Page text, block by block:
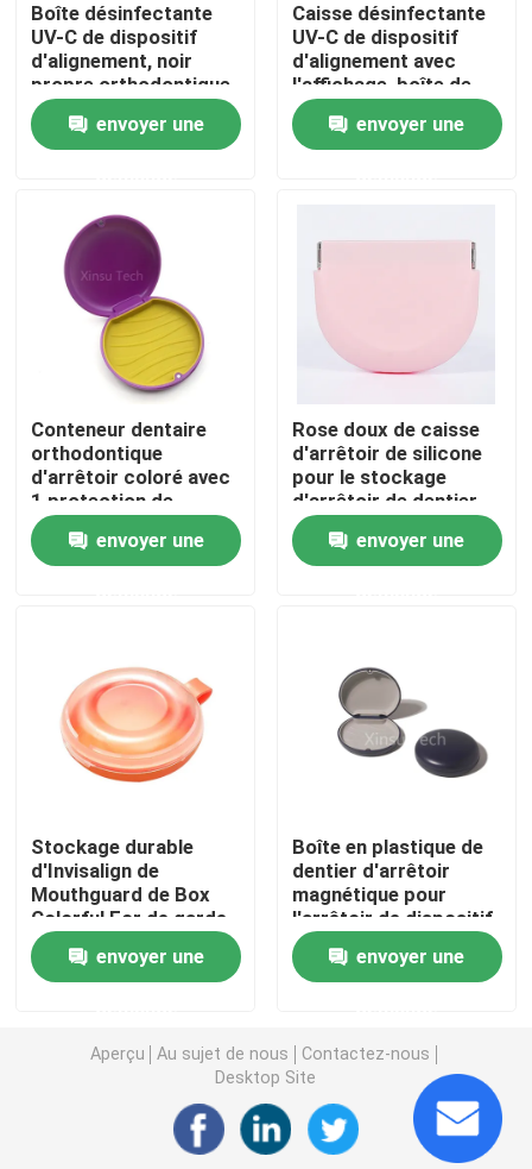
A propos de nous
Contacts
Boîte dentaire de couronne
Boîte dentaire d'arrêtoir
Boîte dentaire de dentier
Caisse de dispositif d'alignement avec le miroir
Dispositif d'alignement dentaire Chewies
Articulateurs dentaires de laboratoire
Liens orthodontiques de ligature
Kit orthodontique de soin
ouvreur de bouche dentaire
Kit de polissage dentaire
Brosse de nettoyage de dentier
Boîte désinfectante
UV-C de dispositif
d'alignement, noir
propre orthodontique
de cas
envoyer une
Caisse désinfectante
UV-C de dispositif
d'alignement avec
l'affichage, boîte de
dentier de lumière UV
mince envoyer une
Conteneur dentaire
orthodontique
d'arrêtoir coloré avec
1 protection de
silicone
envoyer une
Rose doux de caisse
d'arrêtoir de silicone
pour le stockage
d'arrêtoir de dentier
d'Invisalign
envoyer une
Stockage durable
d'Invisalign de
Mouthguard de Box
Colorful For de garde
de bouche
envoyer une
Boîte en plastique de
dentier d'arrêtoir
magnétique pour
l'arrêtoir de dispositif
d'alignement
d'Invisalignenvoyer une
Aperçu Au sujet de nous
Contactez-nous
Desktop Site